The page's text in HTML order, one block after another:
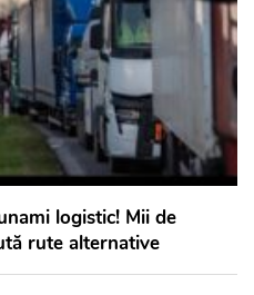
logistic! Mii de
rute alternative